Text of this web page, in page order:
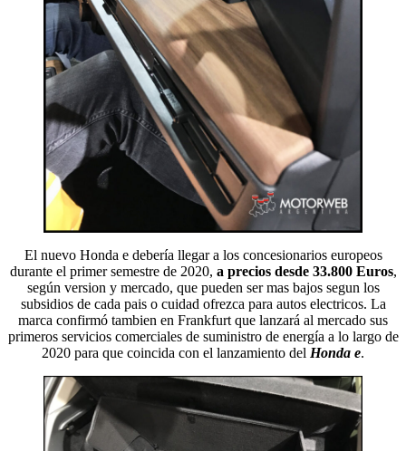
El nuevo Honda e debería llegar a los concesionarios europeos
durante el primer semestre de 2020, a precios desde 33.800 Euros,
según version y mercado, que pueden ser mas bajos segun los
subsidios de cada pais o cuidad ofrezca para autos electricos. La
marca confirmó tambien en Frankfurt que lanzará al mercado sus
primeros servicios comerciales de suministro de energía a lo largo de
2020 para que coincida con el lanzamiento del Honda e.